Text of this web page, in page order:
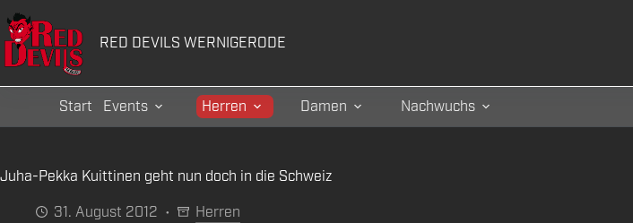
Zum
Inhalt
springen
RED DEVILS WERNIGERODE
Start Events Herren Damen Nachwuchs
Juha-Pekka Kuittinen geht nun doch in die Schweiz
31. August 2012
Herren